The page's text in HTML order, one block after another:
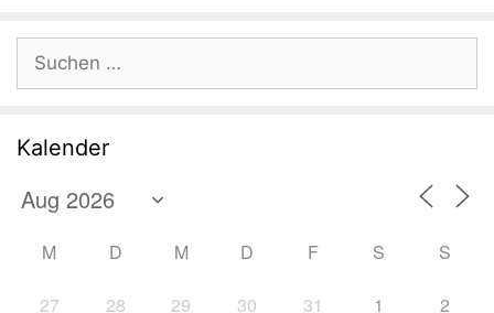
Suchen
nach:
Kalender
M D M D F S S
27 28 29 30 31 1 2